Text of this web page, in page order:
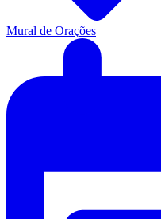
Mural de Orações